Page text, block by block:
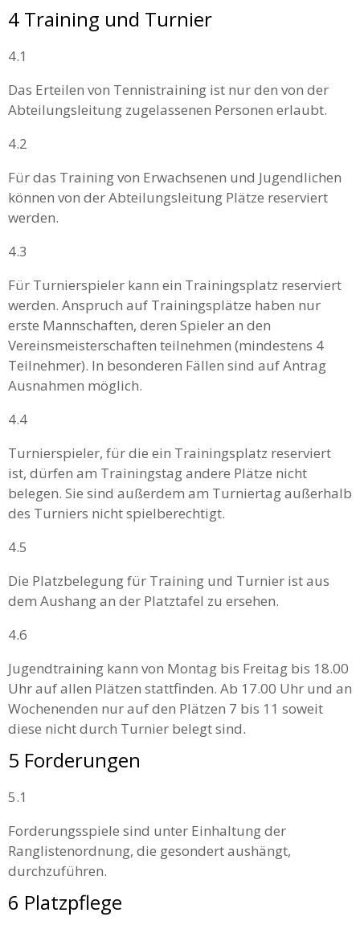
4 Training und Turnier
4.1
Das Erteilen von Tennistraining ist nur den von der
Abteilungsleitung zugelassenen Personen erlaubt.
4.2
Für das Training von Erwachsenen und Jugendlichen
können von der Abteilungsleitung Plätze reserviert
werden.
4.3
Für Turnierspieler kann ein Trainingsplatz reserviert
werden. Anspruch auf Trainingsplätze haben nur
erste Mannschaften, deren Spieler an den
Vereinsmeisterschaften teilnehmen (mindestens 4
Teilnehmer). In besonderen Fällen sind auf Antrag
Ausnahmen möglich.
4.4
Turnierspieler, für die ein Trainingsplatz reserviert
ist, dürfen am Trainingstag andere Plätze nicht
belegen. Sie sind außerdem am Turniertag außerhalb
des Turniers nicht spielberechtigt.
4.5
Die Platzbelegung für Training und Turnier ist aus
dem Aushang an der Platztafel zu ersehen.
4.6
Jugendtraining kann von Montag bis Freitag bis 18.00
Uhr auf allen Plätzen stattfinden. Ab 17.00 Uhr und an
Wochenenden nur auf den Plätzen 7 bis 11 soweit
diese nicht durch Turnier belegt sind.
5 Forderungen
5.1
Forderungsspiele sind unter Einhaltung der
Ranglistenordnung, die gesondert aushängt,
durchzuführen.
6 Platzpflege